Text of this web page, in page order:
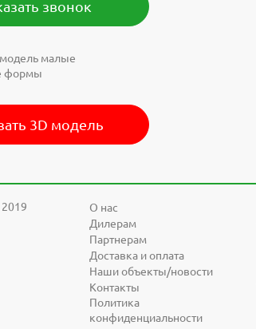
звонок
3D модель
О нас
Дилерам
Партнерам
Доставка и оплата
Наши объекты/новости
Контакты
Политика
конфиденциальности